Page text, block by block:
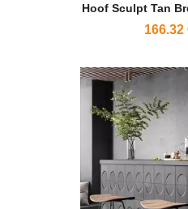
Hoof Sculpt Tan
166.32